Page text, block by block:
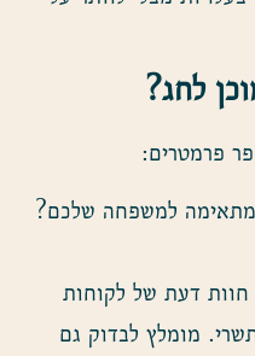
לחג?
פרמטרים:
למשפחה שלכם?
דעת של לקוחות
מומלץ לבדוק גם